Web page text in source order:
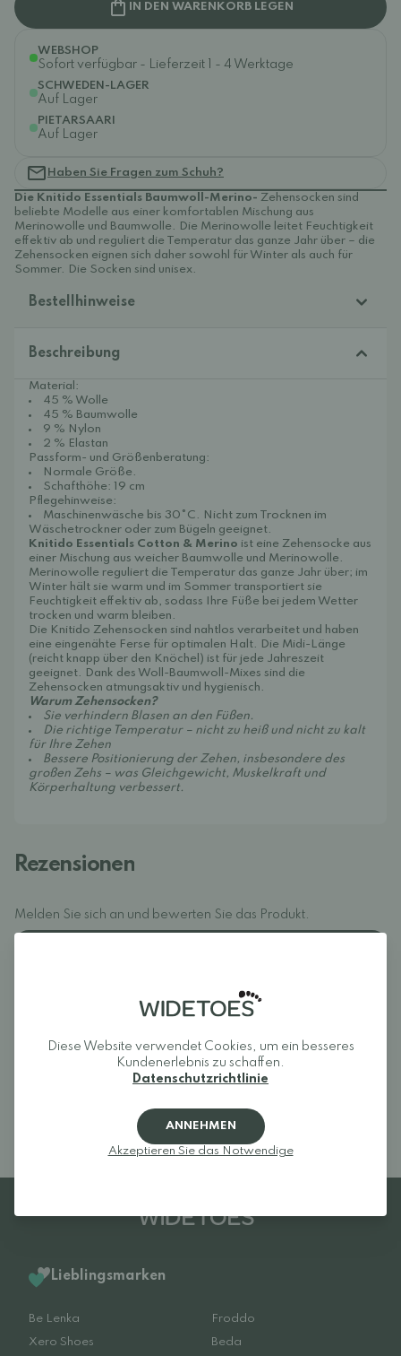
IN DEN WARENKORB LEGEN
WEBSHOP
Sofort verfügbar - Lieferzeit 1 - 4 Werktage
SCHWEDEN-LAGER
Auf Lager
PIETARSAARI
Auf Lager
Haben Sie Fragen zum Schuh?
Die Knitido Essentials Baumwoll-Merino- Zehensocken sind
beliebte Modelle aus einer komfortablen Mischung aus
Merinowolle und Baumwolle. Die Merinowolle leitet Feuchtigkeit
effektiv ab und reguliert die Temperatur das ganze Jahr über – die
Zehensocken eignen sich daher sowohl für Winter als auch für
Sommer. Die Socken sind unisex.
Bestellhinweise
Beschreibung
Material:
45 % Wolle
45 % Baumwolle
9 % Nylon
2 % Elastan
Passform- und Größenberatung:
Normale Größe.
Schafthöhe: 19 cm
Pflegehinweise:
Maschinenwäsche bis 30°C. Nicht zum Trocknen im
Wäschetrockner oder zum Bügeln geeignet.
Knitido Essentials Cotton & Merino ist eine Zehensocke aus
einer Mischung aus weicher Baumwolle und Merinowolle.
Merinowolle reguliert die Temperatur das ganze Jahr über; im
Winter hält sie warm und im Sommer transportiert sie
Feuchtigkeit effektiv ab, sodass Ihre Füße bei jedem Wetter
trocken und warm bleiben.
Die Knitido Zehensocken sind nahtlos verarbeitet und haben
eine eingenähte Ferse für optimalen Halt. Die Midi-Länge
(reicht knapp über den Knöchel) ist für jede Jahreszeit
geeignet. Dank des Woll-Baumwoll-Mixes sind die
Zehensocken atmungsaktiv und hygienisch.
Warum Zehensocken?
Sie verhindern Blasen an den Füßen.
Die richtige Temperatur – nicht zu heiß und nicht zu kalt
für Ihre Zehen
Bessere Positionierung der Zehen, insbesondere des
großen Zehs – was Gleichgewicht, Muskelkraft und
Körperhaltung verbessert.
Rezensionen
Melden Sie sich an und bewerten Sie das Produkt.
Bewertungen vor. Melden Sie sich an und
bewerten Sie das Produkt.
Lieblingsmarken
Be Lenka
Froddo
Xero Shoes
Beda
Diese Website verwendet Cookies, um ein besseres
Kundenerlebnis zu schaffen.
Datenschutzrichtlinie
ANNEHMEN
Akzeptieren Sie das Notwendige